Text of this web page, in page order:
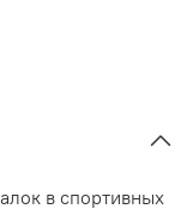
в спортивных